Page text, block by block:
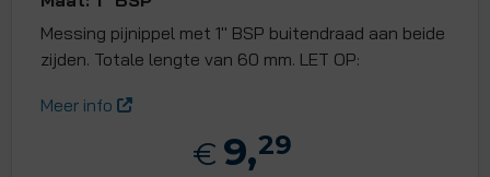
Messing pijnippel met 1" BSP buitendraad aan beide
zijden. Totale lengte van 60 mm. LET OP:
Meer info
€ 9,29